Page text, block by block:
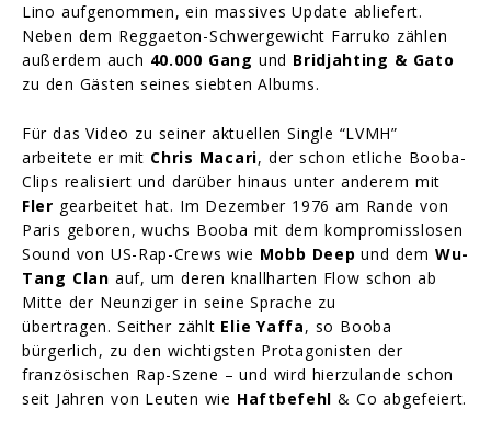
Lino aufgenommen, ein massives Update abliefert.
Neben dem Reggaeton-Schwergewicht Farruko zählen
außerdem auch 40.000 Gang und Bridjahting & Gato
zu den Gästen seines siebten Albums.
Für das Video zu seiner aktuellen Single “LVMH”
arbeitete er mit Chris Macari, der schon etliche Booba-
Clips realisiert und darüber hinaus unter anderem mit
Fler gearbeitet hat. Im Dezember 1976 am Rande von
Paris geboren, wuchs Booba mit dem kompromisslosen
Sound von US-Rap-Crews wie Mobb Deep und dem Wu-
Tang Clan auf, um deren knallharten Flow schon ab
Mitte der Neunziger in seine Sprache zu
übertragen. Seither zählt Elie Yaffa, so Booba
bürgerlich, zu den wichtigsten Protagonisten der
französischen Rap-Szene – und wird hierzulande schon
seit Jahren von Leuten wie Haftbefehl & Co abgefeiert.